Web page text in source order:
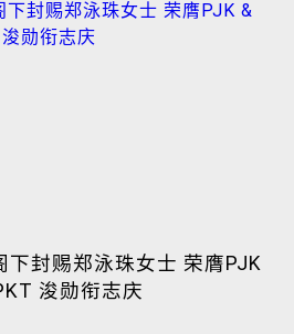
下封赐郑泳珠女士 荣膺PJK
浚勋衔志庆